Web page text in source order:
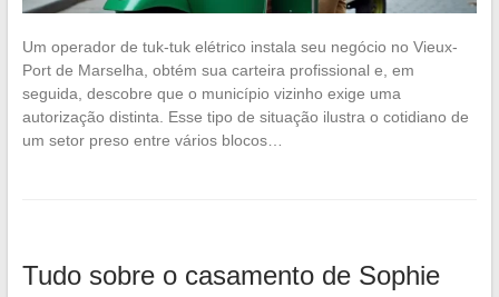
Um operador de tuk-tuk elétrico instala seu negócio no Vieux-
Port de Marselha, obtém sua carteira profissional e, em
seguida, descobre que o município vizinho exige uma
autorização distinta. Esse tipo de situação ilustra o cotidiano de
um setor preso entre vários blocos…
Tudo sobre o casamento de Sophie